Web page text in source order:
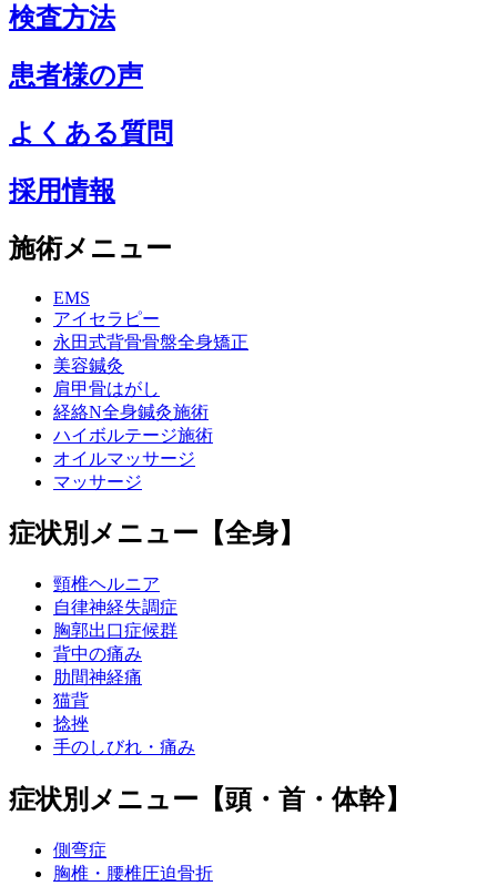
検査方法
患者様の声
よくある質問
採用情報
施術メニュー
EMS
アイセラピー
永田式背骨骨盤全身矯正
美容鍼灸
肩甲骨はがし
経絡N全身鍼灸施術
ハイボルテージ施術
オイルマッサージ
マッサージ
症状別メニュー【全身】
頸椎ヘルニア
自律神経失調症
胸郭出口症候群
背中の痛み
肋間神経痛
猫背
捻挫
手のしびれ・痛み
症状別メニュー【頭・首・体幹】
側弯症
胸椎・腰椎圧迫骨折